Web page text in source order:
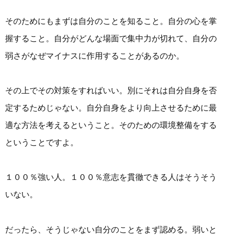
そのためにもまずは自分のことを知ること。自分の心を掌
握すること。自分がどんな場面で集中力が切れて、自分の
弱さがなぜマイナスに作用することがあるのか。
その上でその対策をすればいい。別にそれは自分自身を否
定するためじゃない。自分自身をより向上させるために最
適な方法を考えるということ。そのための環境整備をする
ということですよ。
１００％強い人。１００％意志を貫徹できる人はそうそう
いない。
だったら、そうじゃない自分のことをまず認める。弱いと